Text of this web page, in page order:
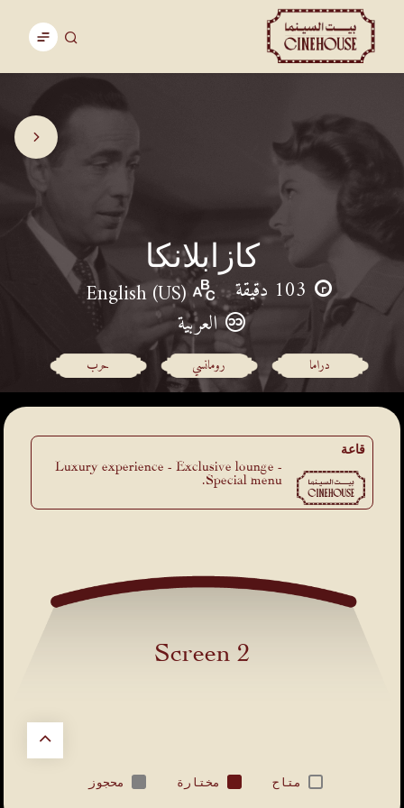
كازابلانكا
103 دقيقة
English (US)
العربية
دراما رومانسي حرب
قاعة
Luxury experience - Exclusive lounge -
Special menu.
Screen 2
متاح مختارة محجوز